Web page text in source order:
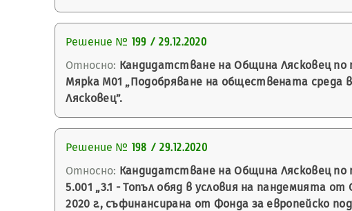
Решение № 199 / 29.12.2020
Относно: Кандидатстване на Община Лясковец по
Мярка М01 „Подобряване на обществената среда
Лясковец”.
Решение № 198 / 29.12.2020
Относно: Кандидатстване на Община Лясковец по
5.001 „3.1 - Топъл обяд в условия на пандемията
2020 г., съфинансирана от Фонда за европейско